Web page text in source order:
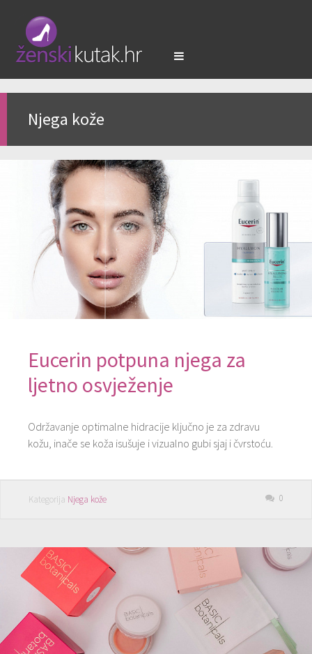
Njega kože
Eucerin potpuna njega za
ljetno osvježenje
Održavanje optimalne hidracije ključno je za zdravu
kožu, inače se koža isušuje i vizualno gubi sjaj i čvrstoću.
Kategorija Njega kože 0